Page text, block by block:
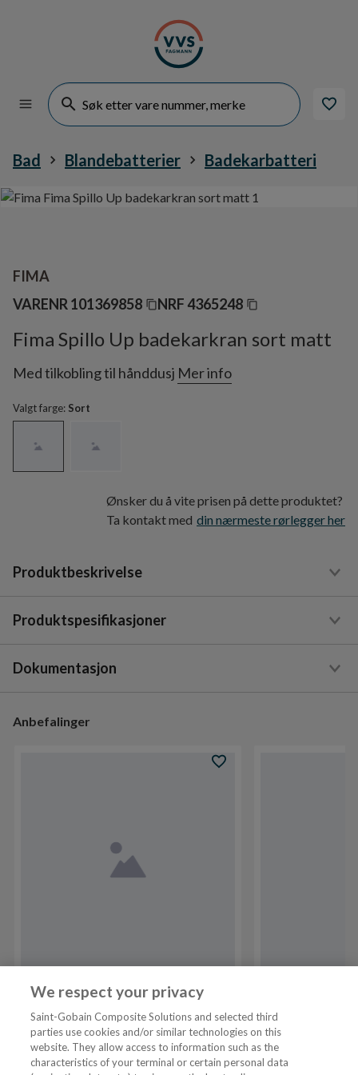
Bad Blandebatterier Badekarbatteri
FIMA
VARENR 101369858 NRF4365248
Fima Spillo Up badekarkran sort matt
Med tilkobling til hånddusj Mer info
Valgt farge: Sort
Ønsker du å vite prisen på dette produktet?
Ta kontakt med din nærmeste rørlegger her
Produktbeskrivelse
Produktspesifikasjoner
Dokumentasjon
Anbefalinger
Alterna Prosjekt 80 cm
dusjhjørne krom
gulvstående
We respect your privacy
Saint-Gobain Composite Solutions and selected third
parties use cookies and/or similar technologies on this
website. They allow access to information such as the
characteristics of your terminal or certain personal data